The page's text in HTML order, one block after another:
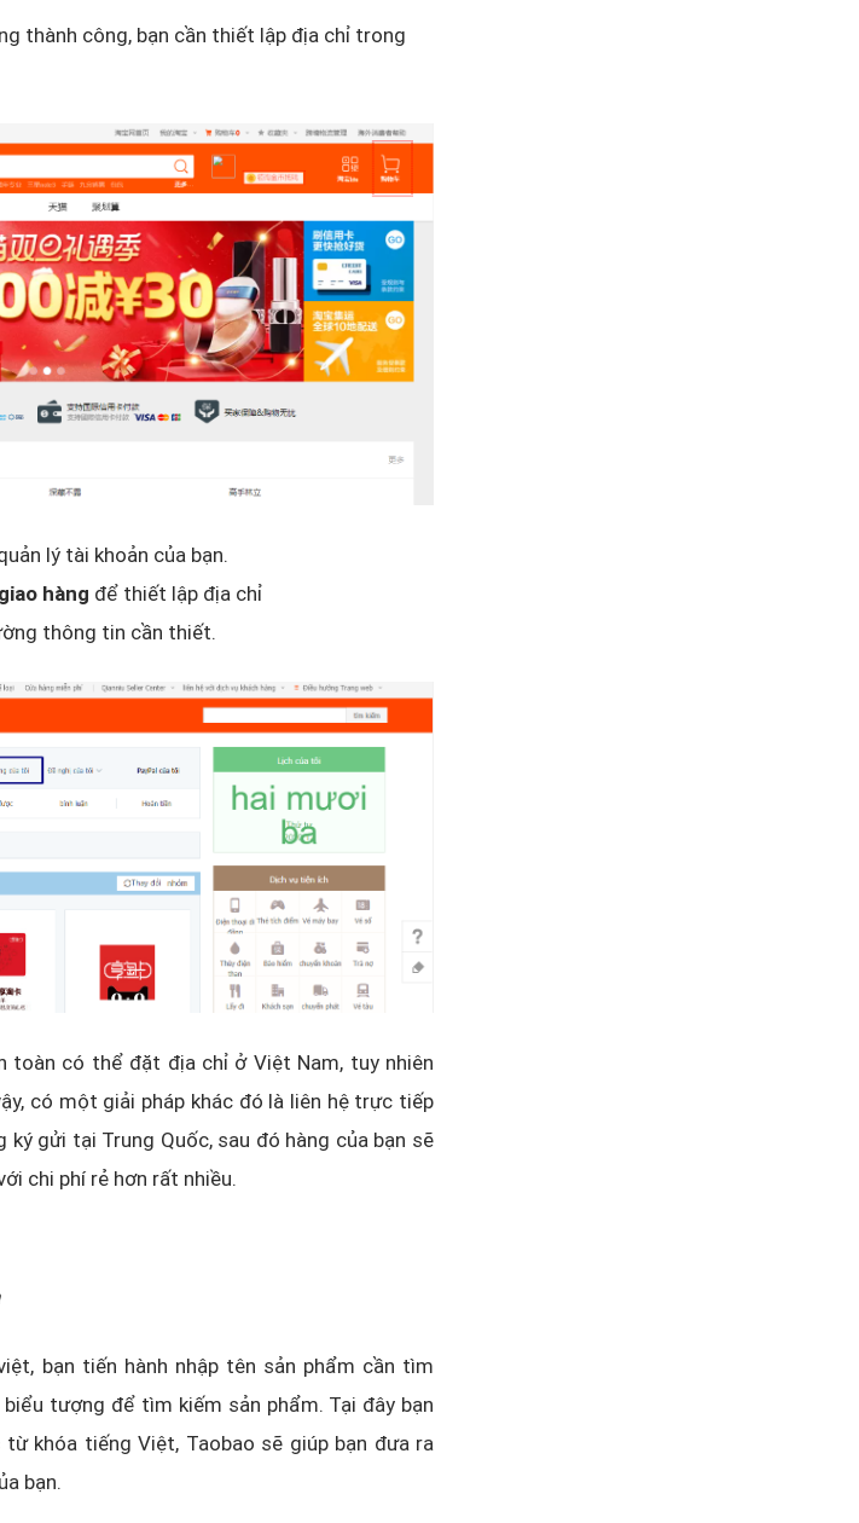
thành công, bạn cần thiết lập địa chỉ trong
lý tài khoản của bạn.
hàng để thiết lập địa chỉ
thông tin cần thiết.
toàn có thể đặt địa chỉ ở Việt Nam, tuy nhiên
có một giải pháp khác đó là liên hệ trực tiếp
gửi tại Trung Quốc, sau đó hàng của bạn sẽ
chi phí rẻ hơn rất nhiều.
bạn tiến hành nhập tên sản phẩm cần tìm
biểu tượng để tìm kiếm sản phẩm. Tại đây bạn
khóa tiếng Việt, Taobao sẽ giúp bạn đưa ra
bạn.